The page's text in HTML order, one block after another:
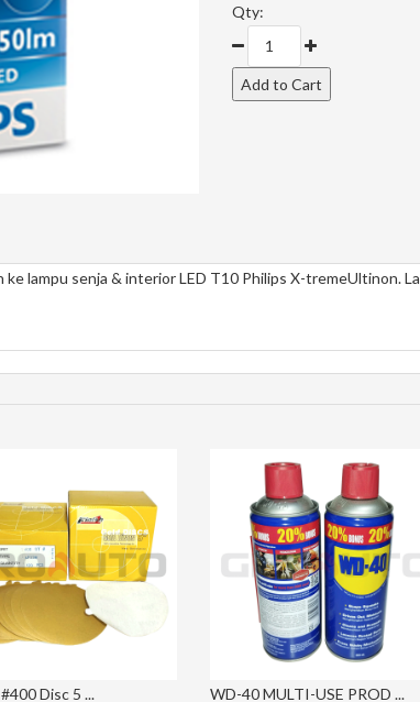
Qty:
lampu senja & interior LED T10 Philips X-tremeUltinon.
Disc 5 ...
WD-40 MULTI-USE PROD ...